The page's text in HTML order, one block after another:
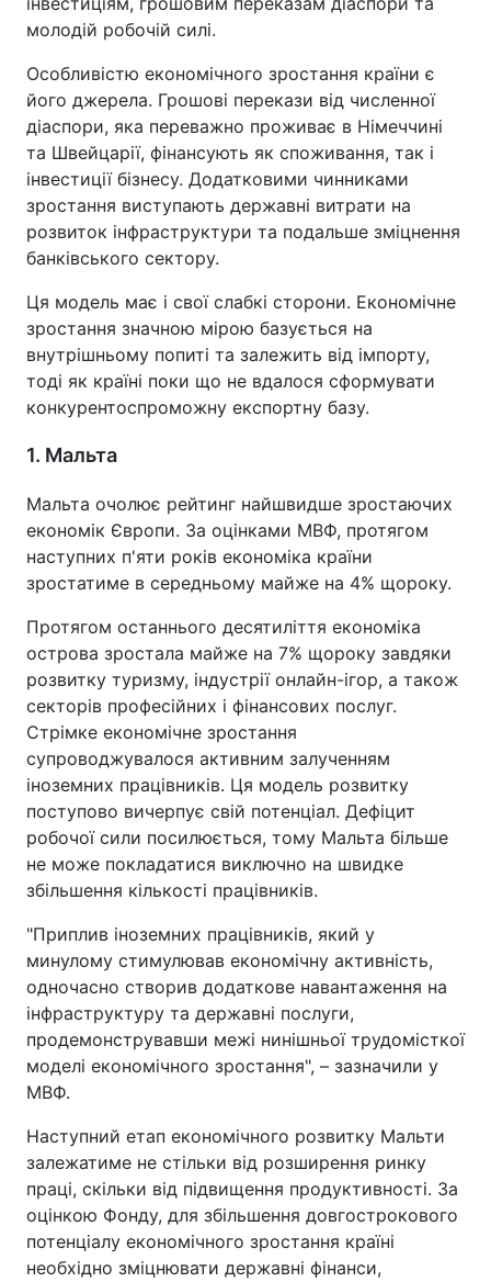
молодій робочій силі.
Особливістю економічного зростання країни є
його джерела. Грошові перекази від численної
діаспори, яка переважно проживає в Німеччині
та Швейцарії, фінансують як споживання, так і
інвестиції бізнесу. Додатковими чинниками
зростання виступають державні витрати на
розвиток інфраструктури та подальше зміцнення
банківського сектору.
Ця модель має і свої слабкі сторони. Економічне
зростання значною мірою базується на
внутрішньому попиті та залежить від імпорту,
тоді як країні поки що не вдалося сформувати
конкурентоспроможну експортну базу.
1. Мальта
Мальта очолює рейтинг найшвидше зростаючих
економік Європи. За оцінками МВФ, протягом
наступних п'яти років економіка країни
зростатиме в середньому майже на 4% щороку.
Протягом останнього десятиліття економіка
острова зростала майже на 7% щороку завдяки
розвитку туризму, індустрії онлайн-ігор, а також
секторів професійних і фінансових послуг.
Стрімке економічне зростання
супроводжувалося активним залученням
іноземних працівників. Ця модель розвитку
поступово вичерпує свій потенціал. Дефіцит
робочої сили посилюється, тому Мальта більше
не може покладатися виключно на швидке
збільшення кількості працівників.
"Приплив іноземних працівників, який у
минулому стимулював економічну активність,
одночасно створив додаткове навантаження на
інфраструктуру та державні послуги,
продемонструвавши межі нинішньої трудомісткої
моделі економічного зростання", – зазначили у
МВФ.
Наступний етап економічного розвитку Мальти
залежатиме не стільки від розширення ринку
праці, скільки від підвищення продуктивності. За
оцінкою Фонду, для збільшення довгострокового
потенціалу економічного зростання країні
необхідно зміцнювати державні фінанси,